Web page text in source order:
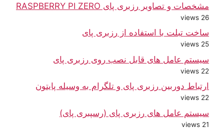
مشخصات و تصاویر رزبری پای RASPBERRY PI ZERO
26 views
ساخت تبلت با استفاده از رزبری پای
25 views
سیستم عامل های قابل نصب روی رزبری پای
22 views
ارتباط دوربین رزبری پای و تلگرام به وسیله پایتون
22 views
سیستم عامل های رزبری پای (رسپبری پای)
21 views